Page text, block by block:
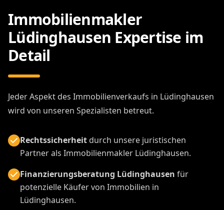
Immobilienmakler
Lüdinghausen Expertise im
Detail
Jeder Aspekt des Immobilienverkaufs in Lüdinghausen
wird von unseren Spezialisten betreut.
Rechtssicherheitdurch unsere juristischen
Partner als Immobilienmakler Lüdinghausen.
Finanzierungsberatung Lüdinghausen für
potenzielle Käufer von Immobilien in
Lüdinghausen.